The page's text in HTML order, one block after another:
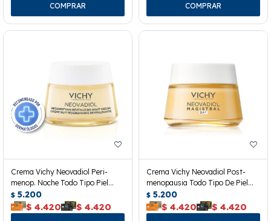
Crema Vichy Neovadiol Peri-
menop. Noche Todo Tipo Piel
50ml
$ 5.200
$ 4.420 $ 4.420
Crema Vichy Neovadiol Post-
menopausia Todo Tipo De Piel
50ml
$ 5.200
$ 4.420 $ 4.420